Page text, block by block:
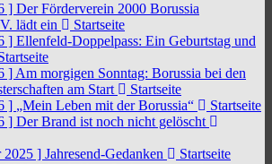
] Der Förderverein 2000 Borussia
lädt ein
Startseite
] Ellenfeld-Doppelpass: Ein Geburtstag und
] Am morgigen Sonntag: Borussia bei den
am Start
Startseite
] „Mein Leben mit der Borussia“
Startseite
] Der Brand ist noch nicht gelöscht
2025 ] Jahresend-Gedanken
Startseite